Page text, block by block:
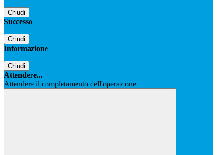
Chiudi
Successo
Chiudi
Informazione
Chiudi
Attendere...
Attendere il completamento dell'operazione...